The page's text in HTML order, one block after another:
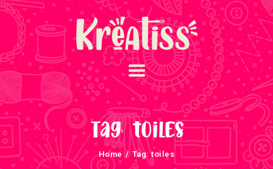
Tag: toiles
Home Tag: toiles
ACCUEIL
NOS UNIVERS
ARRIVAGES
ATELIERS ET